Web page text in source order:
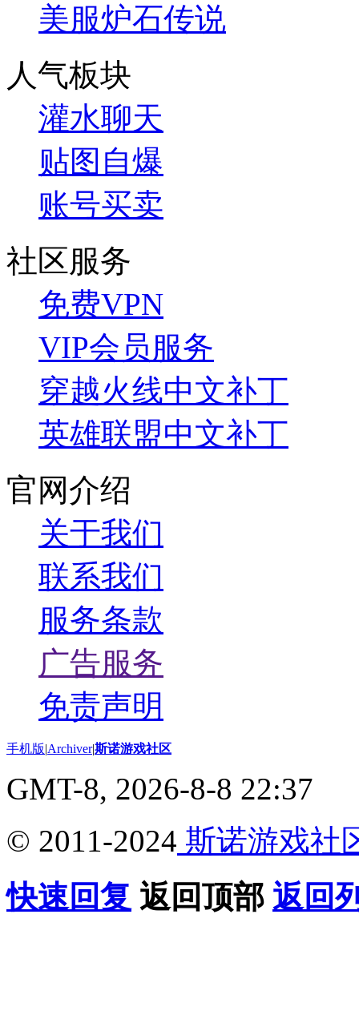
美服炉石传说
人气板块
灌水聊天
贴图自爆
账号买卖
社区服务
免费VPN
VIP会员服务
穿越火线中文补丁
英雄联盟中文补丁
官网介绍
关于我们
联系我们
服务条款
广告服务
免责声明
手机版|Archiver|斯诺游戏社区
GMT-8, 2026-8-8 22:37
© 2011-2024 斯诺游戏社
快速回复 返回顶部 返回